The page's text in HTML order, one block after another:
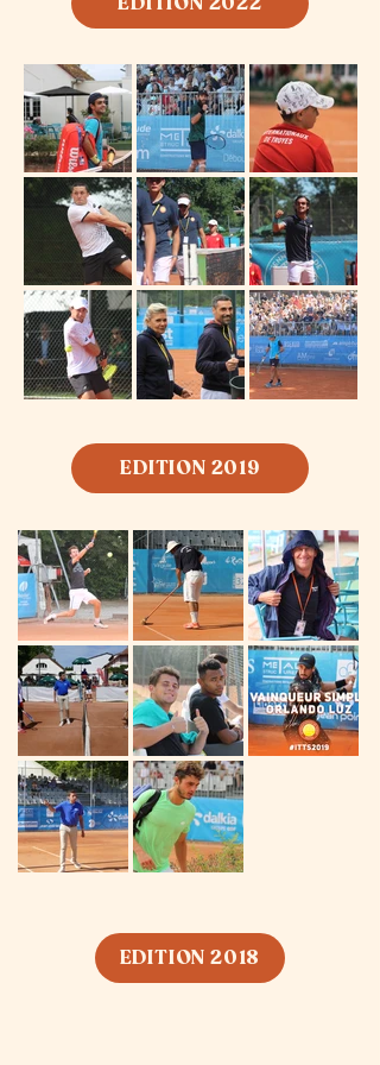
Baroin
EDITION 2019
EDITION 2018